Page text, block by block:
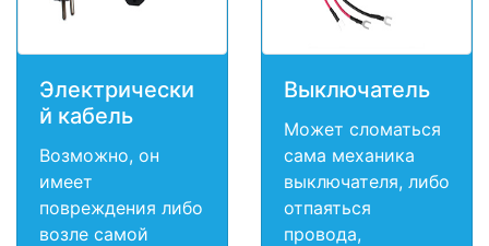
Электрически
й кабель
Возможно, он
имеет
повреждения либо
возле самой
Выключатель
Может сломаться
сама механика
выключателя, либо
отпаяться
провода,